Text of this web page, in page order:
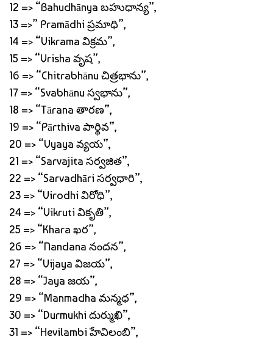
12 => “Bahudhānya బహుధాన్య”,
13 =>” Pramādhi ప్రమాధి”,
14 => “Vikrama విక్రమ”,
15 => “Vrisha వృష”,
16 => “Chitrabhānu చిత్రభాను”,
17 => “Svabhānu స్వభాను”,
18 => “Tārana తారణ”,
19 => “Pārthiva పార్థివ”,
20 => “Vyaya వ్యయ”,
21 => “Sarvajita సర్వజిత”,
22 => “Sarvadhāri సర్వధారి”,
23 => “Virodhi విరోధి”,
24 => “Vikruti వికృతి”,
25 => “Khara ఖర”,
26 => “Nandana నందన”,
27 => “Vijaya విజయ”,
28 => “Jaya జయ”,
29 => “Manmadha మన్మధ”,
30 => “Durmukhi దుర్ముఖి”,
31 => “Hevilambi హేవిలంబి”,